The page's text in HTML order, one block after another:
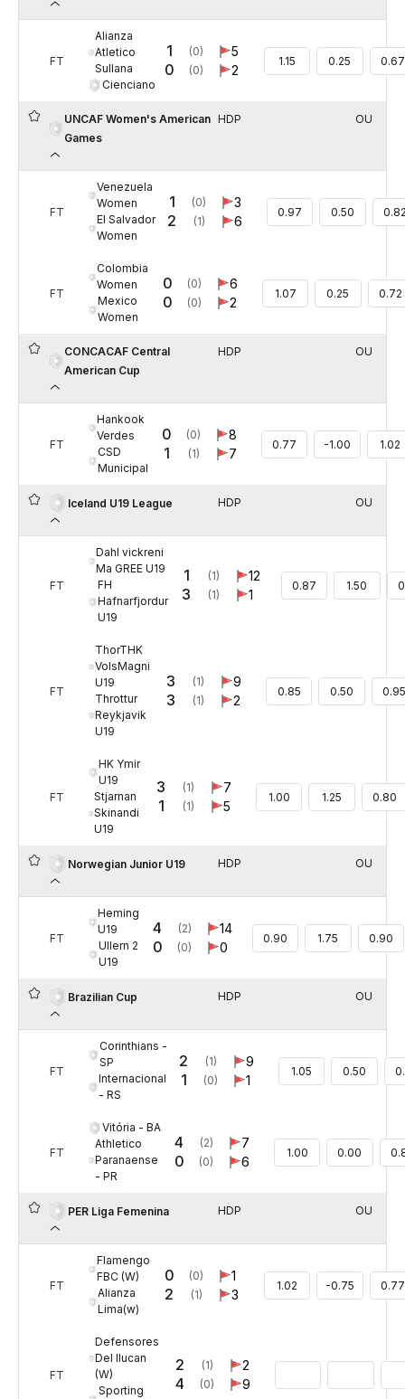
FT
Alianza
Atletico
Sullana
Cienciano
1
0
(0)
(0)
5
2
1.15 0.25 0.67
UNCAF Women's American
Games
HDP OU
FT
Venezuela
Women
El Salvador
Women
1
2
(0)
(1)
3
6
0.97 0.50
FT
Colombia
Women
Mexico
Women
0
0
(0)
(0)
6
2
1.07 0.25 0.72
CONCACAF Central
American Cup
HDP OU
FT
Hankook
Verdes
CSD
Municipal
0
1
(0)
(1)
8
7
0.77 -1.00 1.02
Iceland U19 League HDP OU
FT
Dahl vickreni
Ma GREE U19
FH
Hafnarfjordur
U19
1
3
(1)
(1)
12
1
0.87 1.50
FT
ThorTHK
VolsMagni
U19
Throttur
Reykjavik
U19
3
3
(1)
(1)
9
2
0.85 0.50
FT
HK Ymir
U19
Stjarnan
Skinandi
U19
3
1
(1)
(1)
7
5
1.00 1.25 0.80
Norwegian Junior U19 HDP OU
FT
Heming
U19
Ullern 2
U19
4
0
(2)
(0)
14
0
0.90 1.75 0.90
Brazilian Cup HDP OU
FT
Corinthians -
SP
Internacional
- RS
2
1
(1)
(0)
9
1
1.05 0.50
FT
Vitória - BA
Athletico
Paranaense
- PR
4
0
(2)
(0)
7
6
1.00 0.00
PER Liga Femenina HDP OU
FT
Flamengo
FBC (W)
Alianza
Lima(w)
0
2
(0)
(1)
1
3
1.02 -0.75 0.77
FT
Defensores
Del Ilucan
(W)
Sporting
2
4
(1)
(0)
2
9